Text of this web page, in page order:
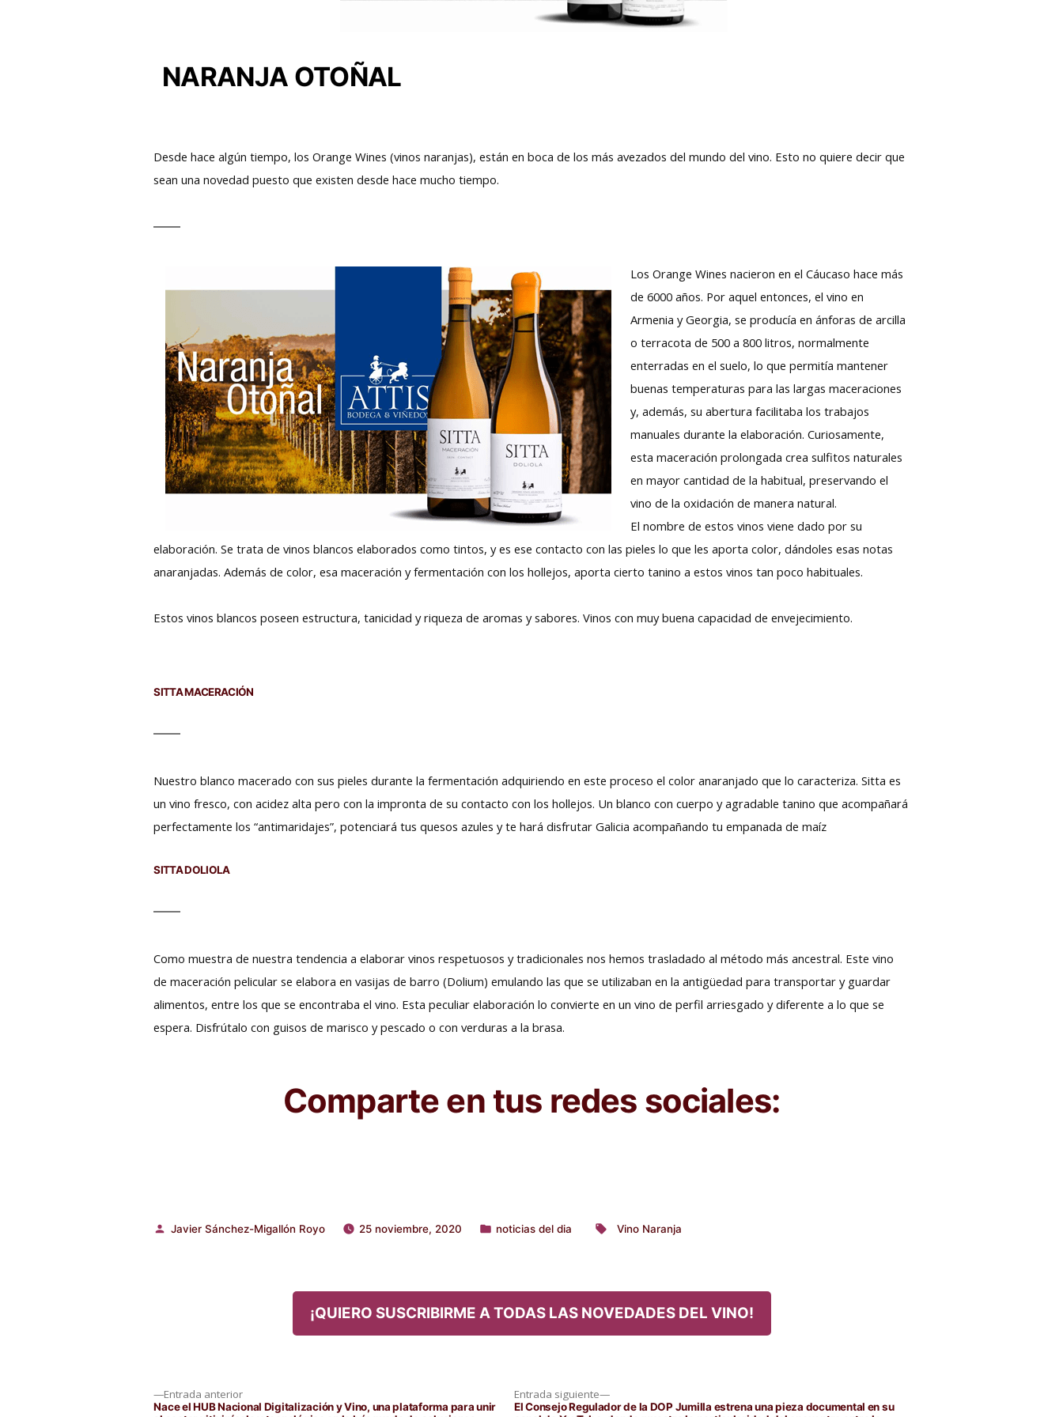
NARANJA OTOÑAL
Desde hace algún tiempo, los Orange Wines (vinos naranjas), están en boca de los más avezados del mundo del vino. Esto no quiere decir que
sean una novedad puesto que existen desde hace mucho tiempo.
Los Orange Wines nacieron en el Cáucaso hace más
de 6000 años. Por aquel entonces, el vino en
Armenia y Georgia, se producía en ánforas de arcilla
o terracota de 500 a 800 litros, normalmente
enterradas en el suelo, lo que permitía mantener
buenas temperaturas para las largas maceraciones
y, además, su abertura facilitaba los trabajos
manuales durante la elaboración. Curiosamente,
esta maceración prolongada crea sulfitos naturales
en mayor cantidad de la habitual, preservando el
vino de la oxidación de manera natural.
El nombre de estos vinos viene dado por su
elaboración. Se trata de vinos blancos elaborados como tintos, y es ese contacto con las pieles lo que les aporta color, dándoles esas notas
anaranjadas. Además de color, esa maceración y fermentación con los hollejos, aporta cierto tanino a estos vinos tan poco habituales.
Estos vinos blancos poseen estructura, tanicidad y riqueza de aromas y sabores. Vinos con muy buena capacidad de envejecimiento.
SITTA MACERACIÓN
Nuestro blanco macerado con sus pieles durante la fermentación adquiriendo en este proceso el color anaranjado que lo caracteriza. Sitta es
un vino fresco, con acidez alta pero con la impronta de su contacto con los hollejos. Un blanco con cuerpo y agradable tanino que acompañará
perfectamente los “antimaridajes”, potenciará tus quesos azules y te hará disfrutar Galicia acompañando tu empanada de maíz
SITTA DOLIOLA
Como muestra de nuestra tendencia a elaborar vinos respetuosos y tradicionales nos hemos trasladado al método más ancestral. Este vino
de maceración pelicular se elabora en vasijas de barro (Dolium) emulando las que se utilizaban en la antigüedad para transportar y guardar
alimentos, entre los que se encontraba el vino. Esta peculiar elaboración lo convierte en un vino de perfil arriesgado y diferente a lo que se
espera. Disfrútalo con guisos de marisco y pescado o con verduras a la brasa.
Comparte en tus redes sociales:
Publicado
Javier Sánchez-Migallón Royo 25 noviembre, 2020
Publicado
noticias del dia
Etiquetas:
Vino Naranja
¡QUIERO SUSCRIBIRME A TODAS LAS NOVEDADES DEL VINO!
Entrada anteriorEntrada
anterior:
Nace el HUB Nacional Digitalización y Vino, una plataforma para unir
Entrada siguiente
Entrada
siguiente:
El Consejo Regulador de la DOP Jumilla estrena una pieza documental en su